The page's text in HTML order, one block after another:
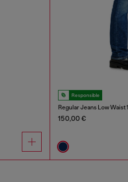
Responsible
Regular Jeans Low Waist
150,00 €